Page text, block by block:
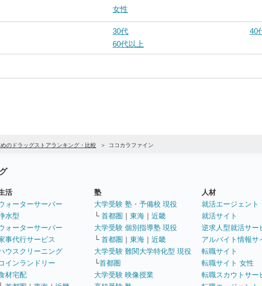
女性
30代
40
60代以上
のドラッグストアランキング・比較 ココカラファイン
活
ォーターサーバー
水型
ォーターサーバー
事代行サービス
ウスクリーニング
インランドリー
材宅配
塾
大学受験 塾・予備校 現役
└ 首都圏 ｜ 東海 ｜ 近畿
大学受験 個別指導塾 現役
└ 首都圏 ｜ 東海 ｜ 近畿
大学受験 難関大学特化型 現役
└首都圏
大学受験 映像授業
人材
就活エージェント
就活サイト
逆求人型就活サー
アルバイト情報サ
転職サイト
転職サイト 女性
転職スカウトサー